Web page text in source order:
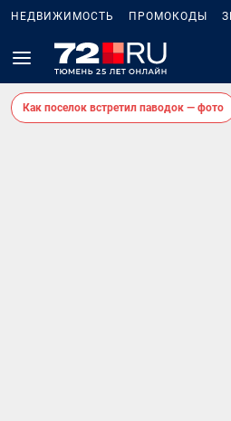
НЕДВИЖИМОСТЬ ПРОМОКОДЫ
Как поселок встретил паводок — фото